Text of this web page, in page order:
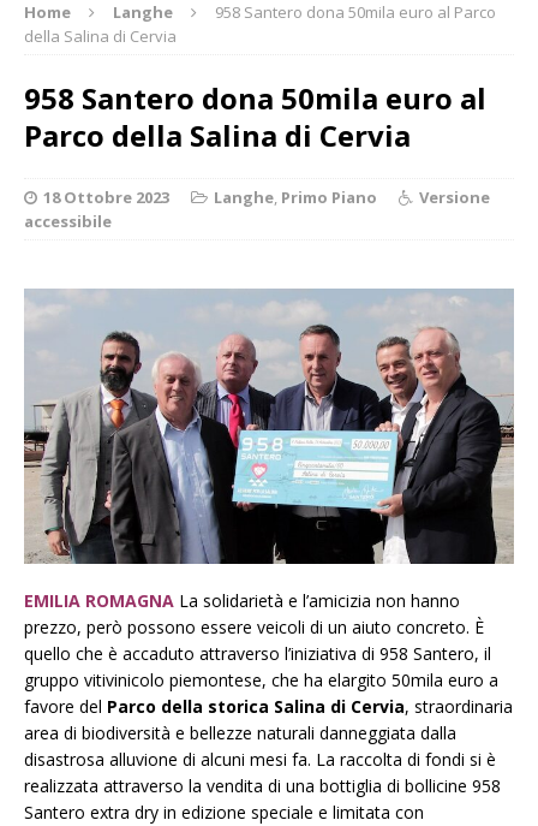
Home Langhe
958 Santero dona 50mila euro al Parco
della Salina di Cervia
958 Santero dona 50mila euro al
Parco della Salina di Cervia
18 Ottobre 2023 Langhe, Primo Piano
Versione
accessibile
EMILIA ROMAGNA La solidarietà e l’amicizia non hanno
prezzo, però possono essere veicoli di un aiuto concreto. È
quello che è accaduto attraverso l’iniziativa di 958 Santero, il
gruppo vitivinicolo piemontese, che ha elargito 50mila euro a
favore del Parco della storica Salina di Cervia, straordinaria
area di biodiversità e bellezze naturali danneggiata dalla
disastrosa alluvione di alcuni mesi fa. La raccolta di fondi si è
realizzata attraverso la vendita di una bottiglia di bollicine 958
Santero extra dry in edizione speciale e limitata con